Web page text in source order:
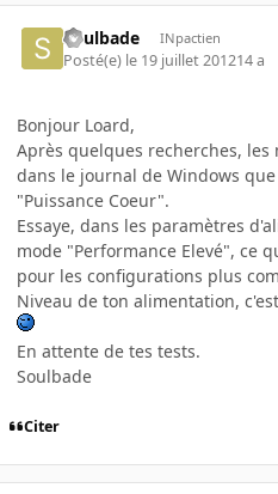
Soulbade INpactien
Posté(e) le 19 juillet 201214 a
Bonjour Loard,
Après quelques recherches, les
dans le journal de Windows
"Puissance Coeur".
Essaye, dans les paramètres
mode "Performance Elevé", ce
pour les configurations plus
Niveau de ton alimentation,
En attente de tes tests.
Soulbade
Citer